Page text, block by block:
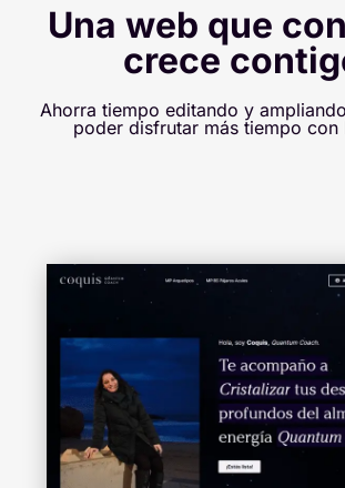
Una web que
crece
Ahorra tiempo editando y
poder disfrutar más tiempo con